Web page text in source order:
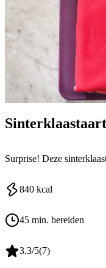
Surprise! Deze
840 kcal
45 min. bereiden
3.3/5(7)